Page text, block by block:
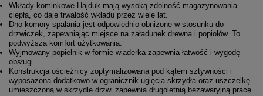
Wkłady kominkowe Hajduk mają wysoką zdolność magazynowania
ciepła, co daje trwałość wkładu przez wiele lat.
Dno komory spalania jest odpowiednio obniżone w stosunku do
drzwiczek, zapewniając miejsce na załadunek drewna i popiołów. To
podwyższa komfort użytkowania.
Wyjmowany popielnik w formie wiaderka zapewnia łatwość i wygodę
obsługi.
Konstrukcja ościeżnicy zoptymalizowana pod kątem sztywności i
wyposażona dodatkowo w ogranicznik ugięcia skrzydła oraz uszczelkę
umieszczoną w skrzydle drzwi zapewnia długoletnią bezawaryjną pracę